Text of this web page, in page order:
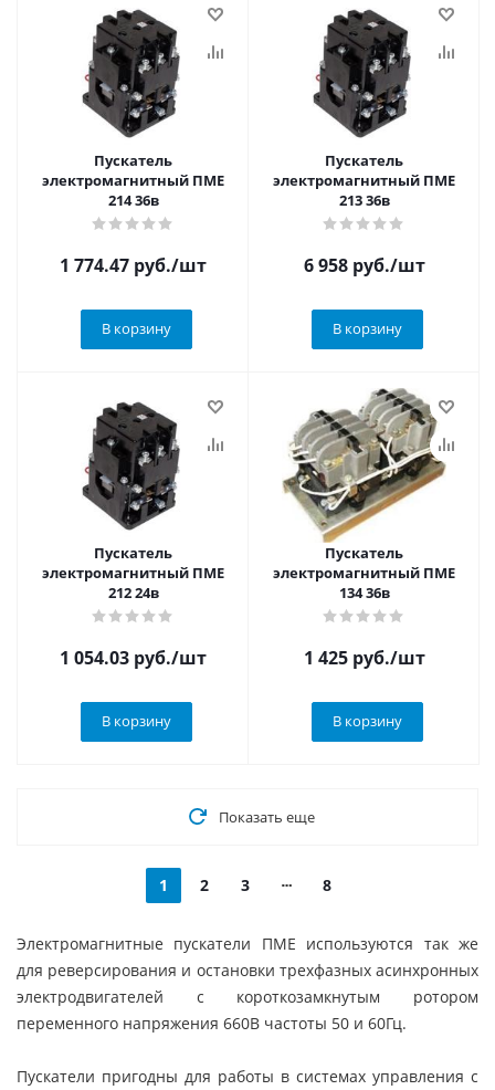
Пускатель
электромагнитный ПМЕ
214 36в
1 774.47 руб./шт
В корзину
Пускатель
электромагнитный ПМЕ
213 36в
6 958руб./шт
В корзину
Пускатель
электромагнитный ПМЕ
212 24в
1 054.03 руб./шт
В корзину
Пускатель
электромагнитный ПМЕ
134 36в
1 425руб./шт
В корзину
Показать еще
1 2 3 8
Электромагнитные пускатели ПМЕ используются так же
для реверсирования и остановки трехфазных асинхронных
электродвигателей с короткозамкнутым ротором
переменного напряжения 660В частоты 50 и 60Гц.
Пускатели пригодны для работы в системах управления с